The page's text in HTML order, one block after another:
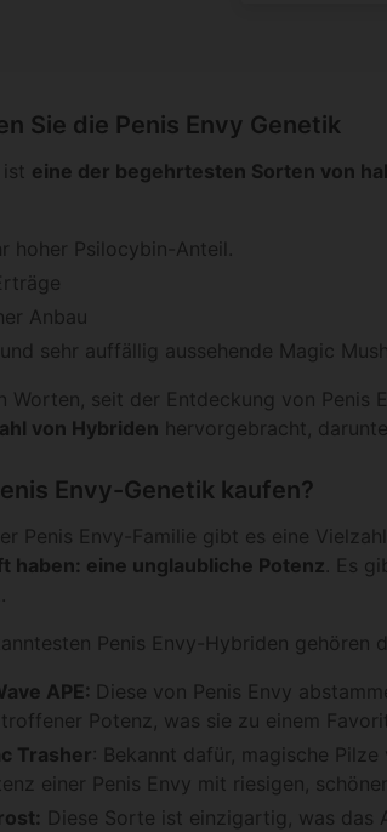
Sie die Penis Envy Genetik
ist eine der begehrtesten Sorten von
hoher Psilocybin-Anteil.
Anbau
sehr auffällig aussehende Magic
Worten, seit der Entdeckung von Penis
von Hybriden hervorgebracht,
Envy-Genetik kaufen?
Penis Envy-Familie gibt es eine
haben: eine unglaubliche Potenz. Es
Penis Envy-Hybriden gehören
APE: Diese von Penis Envy
Potenz, was sie zu einem
Trasher: Bekannt dafür, magische
einer Penis Envy mit riesigen,
Diese Sorte ist einzigartig, was das